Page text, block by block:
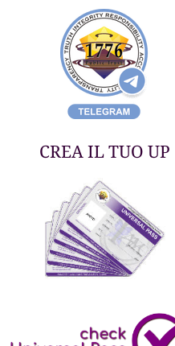
CREA IL TUO UP